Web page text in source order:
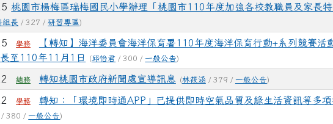
桃園市楊梅區瑞梅國民小學辦理「桃園市110年度加強各校教職員及家長
組長 / 327 /研習專區)
學務
【轉知】海洋委員會海洋保育署110年度海洋保育行動+系列競賽活
至110年11月1日
(邱怡君 / 300 / 一般公告)
總務 轉知桃園市政府新聞處宣導訊息 (林筱涵 / 379 / 一般公告)
學務
轉知：「環境即時通APP」已提供即時空氣品質及綠生活資訊等多項
/ 380 / 一般公告)